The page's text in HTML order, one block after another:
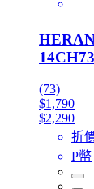
(73)
$1,790
$2,290
折
P幣